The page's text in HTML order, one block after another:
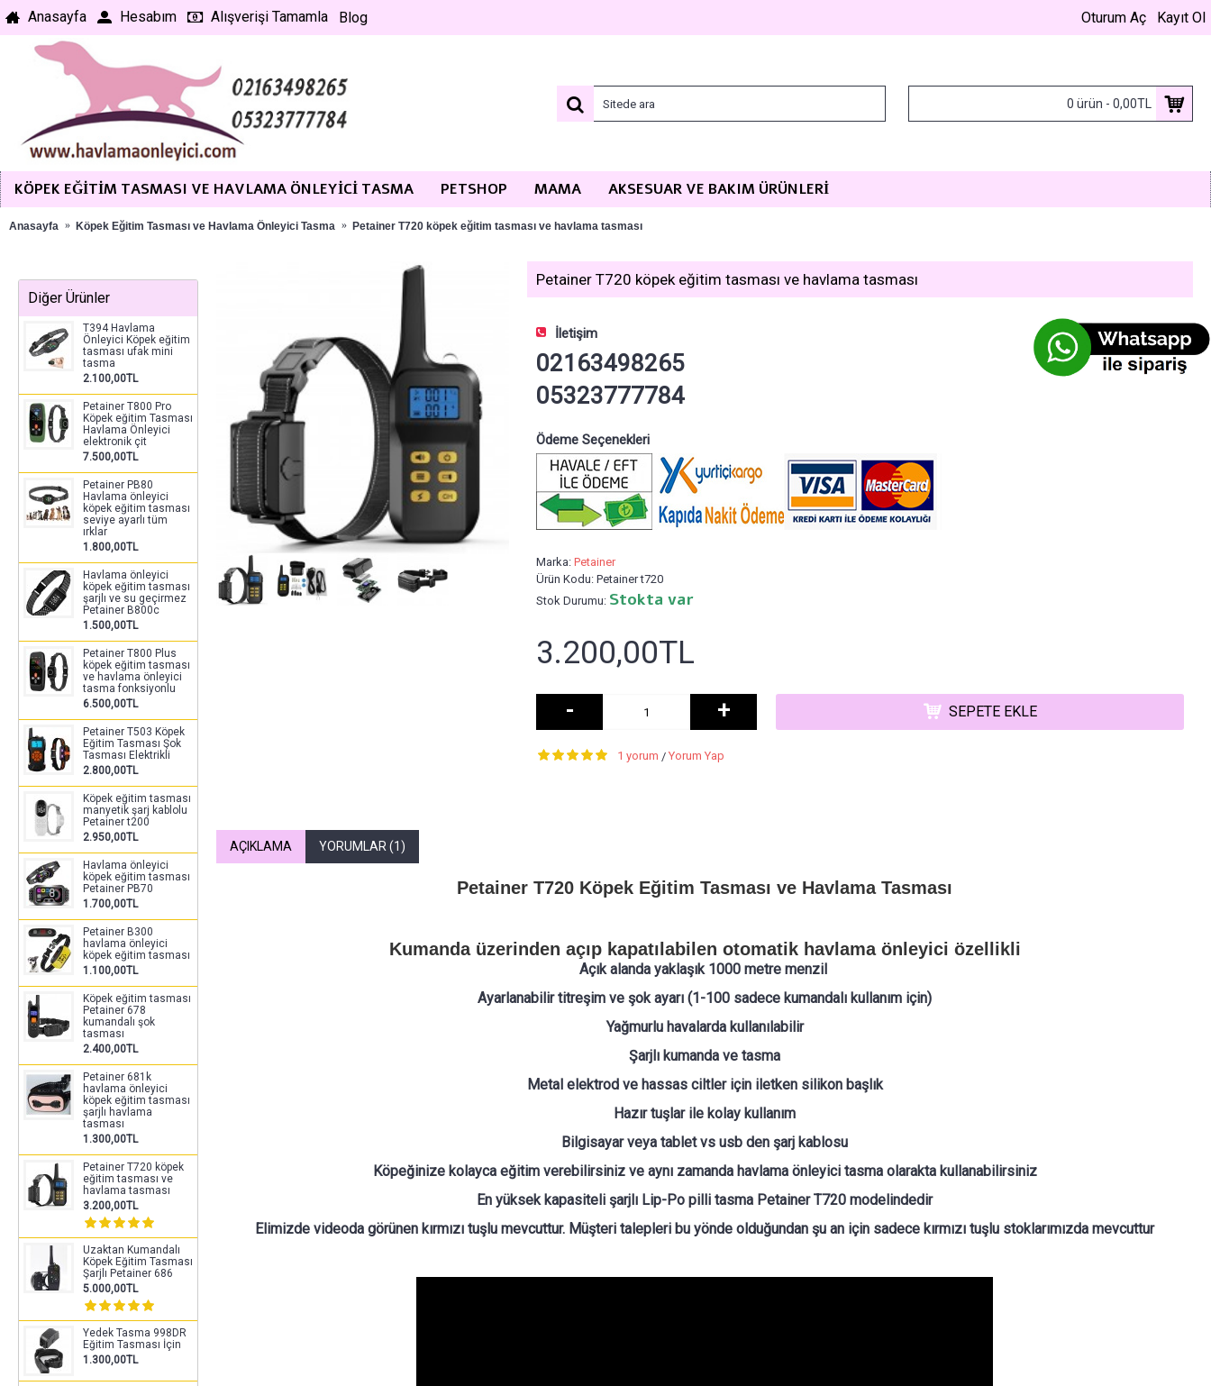
Anasayfa Hesabım Alışverişi Tamamla Blog Oturum Aç Kayıt Ol
0 ürün - 0,00TL
KÖPEK EĞITIM TASMASI VE HAVLAMA ÖNLEYICI TASMA PETSHOP MAMA AKSESUAR VE BAKIM ÜRÜNLERI
Anasayfa Köpek Eğitim Tasması ve Havlama Önleyici Tasma Petainer T720 köpek eğitim tasması ve havlama tasması
Diğer Ürünler
T394 Havlama
Önleyici Köpek eğitim
tasması ufak mini
tasma
2.100,00TL
Petainer T800 Pro
Köpek eğitim Tasması
Havlama Önleyici
elektronik çit
7.500,00TL
Petainer PB80
Havlama önleyici
köpek eğitim tasması
seviye ayarlı tüm
ırklar
1.800,00TL
Havlama önleyici
köpek eğitim tasması
şarjlı ve su geçirmez
Petainer B800c
1.500,00TL
Petainer T800 Plus
köpek eğitim tasması
ve havlama önleyici
tasma fonksiyonlu
6.500,00TL
Petainer T503 Köpek
Eğitim Tasması Şok
Tasması Elektrikli
2.800,00TL
Köpek eğitim tasması
manyetik şarj kablolu
Petainer t200
2.950,00TL
Havlama önleyici
köpek eğitim tasması
Petainer PB70
1.700,00TL
Petainer B300
havlama önleyici
köpek eğitim tasması
1.100,00TL
Köpek eğitim tasması
Petainer 678
kumandalı şok
tasması
2.400,00TL
Petainer 681k
havlama önleyici
köpek eğitim tasması
şarjlı havlama
tasması
1.300,00TL
Petainer T720 köpek
eğitim tasması ve
havlama tasması
3.200,00TL
Uzaktan Kumandalı
Köpek Eğitim Tasması
Şarjlı Petainer 686
5.000,00TL
Yedek Tasma 998DR
Eğitim Tasması İçin
1.300,00TL
Petainer T720 köpek eğitim tasması ve havlama tasması
İletişim
02163498265
05323777784
Ödeme Seçenekleri
Marka:Petainer
Ürün Kodu:Petainer t720
Stok Durumu: Stokta var
3.200,00TL
- + SEPETE EKLE
1 yorum /Yorum Yap
AÇIKLAMA YORUMLAR (1)
Petainer T720 Köpek Eğitim Tasması ve Havlama Tasması
Kumanda üzerinden açıp kapatılabilen otomatik havlama önleyici özellikli
Açık alanda yaklaşık 1000 metre menzil
Ayarlanabilir titreşim ve şok ayarı (1-100 sadece kumandalı kullanım için)
Yağmurlu havalarda kullanılabilir
Şarjlı kumanda ve tasma
Metal elektrod ve hassas ciltler için iletken silikon başlık
Hazır tuşlar ile kolay kullanım
Bilgisayar veya tablet vs usb den şarj kablosu
Köpeğinize kolayca eğitim verebilirsiniz ve aynı zamanda havlama önleyici tasma olarakta kullanabilirsiniz
En yüksek kapasiteli şarjlı Lip-Po pilli tasma Petainer T720 modelindedir
Elimizde videoda görünen kırmızı tuşlu mevcuttur. Müşteri talepleri bu yönde olduğundan şu an için sadece kırmızı tuşlu stoklarımızda mevcuttur